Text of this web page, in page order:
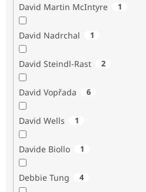
David Martin McIntyre 1
David Nadrchal 1
David Steindl-Rast 2
David Vopřada 6
David Wells 1
Davide Biollo 1
Debbie Tung 4